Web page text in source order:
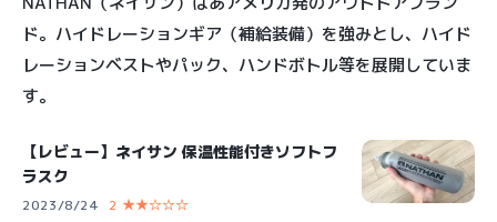
ド。ハイドレーションギア（補給装備）を強みとし、ハイド
レーションベストやパック、ハンドボトル等を展開していま
す。
【レビュー】ネイサン 保温性能付きソフトフ
ラスク
2023/8/24 2 ★★☆☆☆